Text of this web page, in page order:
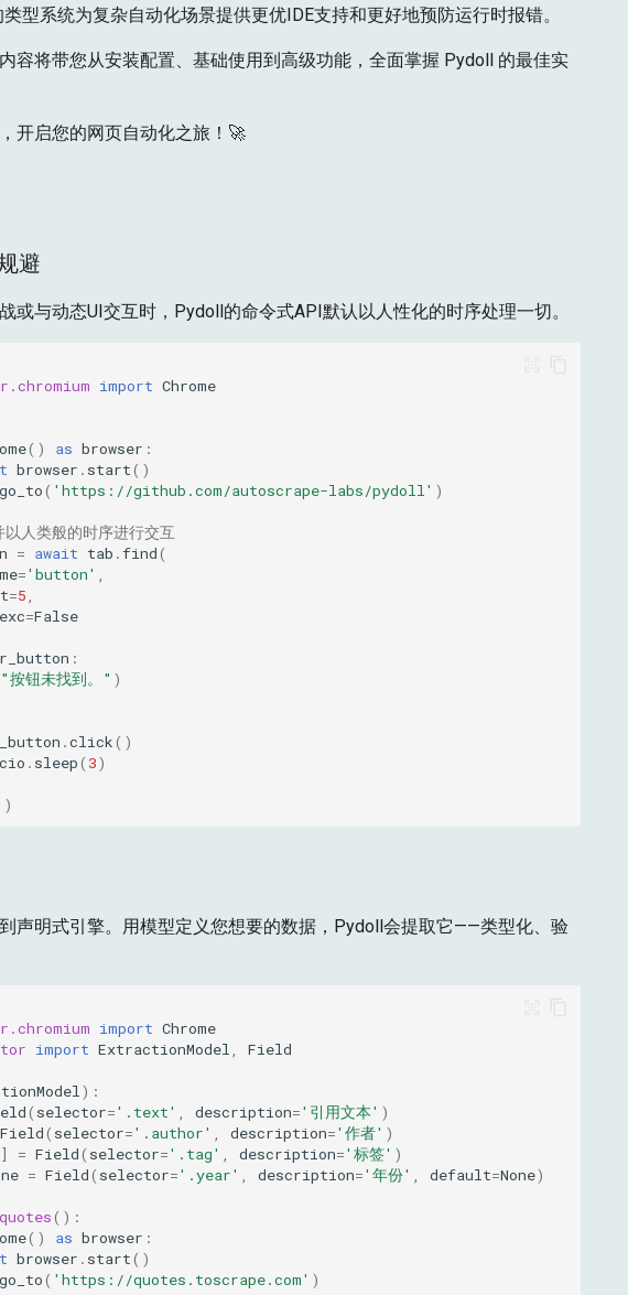
类型系统为复杂自动化场景提供更优IDE支持和更好地预防运行时报错。
容将带您从安装配置、基础使用到高级功能，全面掌握 Pydoll 的最佳实
开启您的网页自动化之旅！🚀
避
或与动态UI交互时，Pydoll的命令式API默认以人性化的时序处理一切。
import Chrome
() as browser :
browser . start()
go_to( 'https://github.com/autoscrape-labs/pydoll' )
人类般的时序进行交互
= await tab .find(
='button'
=5
=False
:
"按钮未找到。" )
.click()
. sleep( 3)
声明式引擎。用模型定义您想要的数据，Pydoll会提取它——类型化、验
import Chrome
import ExtractionModel Field
):
( selector='.text' description='引用文本' )
Field( selector='.author' description='作者' )
] = Field( selector='.tag' description='标签' )
= Field( selector='.year' description='年份' default=None)
():
() as browser :
browser . start()
go_to( 'https://quotes.toscrape.com' )